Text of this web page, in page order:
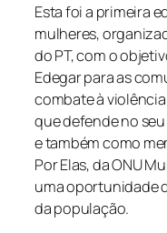
Esta foi a primeira
mulheres,
do PT, com o
Edegar para as
combate à
que defende no
e também como
Por Elas, da ONU
uma oportunidade
da população.